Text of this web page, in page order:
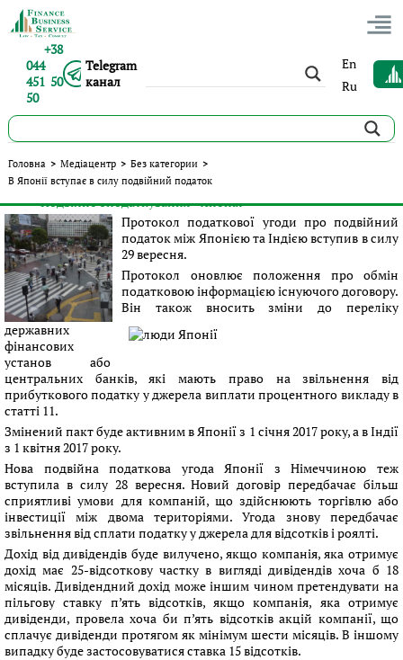
+38
044
451 50
50
Telegram
канал
En
Ru
Головна > Медіацентр > Без категории >
В Японії вступає в силу подвійний податок
В Японії вступає в силу подвійний податок
Опубліковано: Сергій Панов | 03.10.2016 | Без категории
Теги: #Подвійне оподаткування #Японія
Протокол податкової угоди про подвійний
податок між Японією та Індією вступив в силу
29 вересня.
Протокол оновлює положення про обмін
податковою інформацією існуючого договору.
Він також вносить зміни до переліку
державних
фінансових
установ або
центральних банків, які мають право на звільнення від
прибуткового податку у джерела виплати процентного викладу в
статті 11.
Змінений пакт буде активним в Японії з 1 січня 2017 року, а в Індії
з 1 квітня 2017 року.
Нова подвійна податкова угода Японії з Німеччиною теж
вступила в силу 28 вересня. Новий договір передбачає більш
сприятливі умови для компаній, що здійснюють торгівлю або
інвестиції між двома територіями. Угода знову передбачає
звільнення від сплати податку у джерела для відсотків і роялті.
Дохід від дивідендів буде вилучено, якщо компанія, яка отримує
дохід має 25-відсоткову частку в вигляді дивідендів хоча б 18
місяців. Дивідендний дохід може іншим чином претендувати на
пільгову ставку п’ять відсотків, якщо компанія, яка отримує
дивіденди, провела хоча би п’ять відсотків акцій компанії, що
сплачує дивіденди протягом як мінімум шести місяців. В іншому
випадку буде застосовуватися ставка 15 відсотків.